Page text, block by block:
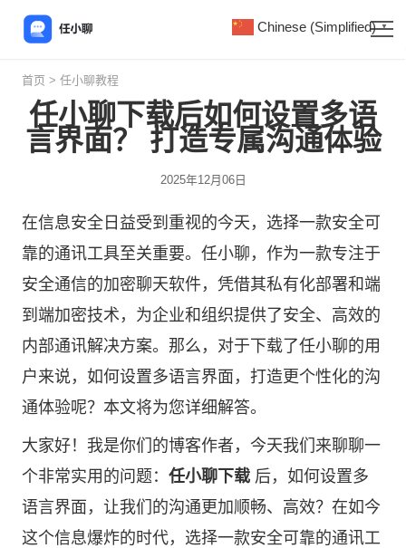
首页 > 任小聊教程
任小聊下载后如何设置多语
言界面？ 打造专属沟通体验
2025年12月06日
在信息安全日益受到重视的今天，选择一款安全可
靠的通讯工具至关重要。 任小聊 ，作为一款专注于
安全通信的加密聊天软件，凭借其私有化部署和端
到端加密技术，为企业和组织提供了安全、高效的
内部通讯解决方案。那么，对于下载了任小聊的用
户来说，如何设置多语言界面，打造更个性化的沟
通体验呢？本文将为您详细解答。
大家好！我是你们的博客作者，今天我们来聊聊一
个非常实用的问题： 任小聊下载 后，如何设置多
语言界面，让我们的沟通更加顺畅、高效？在如今
这个信息爆炸的时代，选择一款安全可靠的通讯工
Chinese (Simplified) ▼